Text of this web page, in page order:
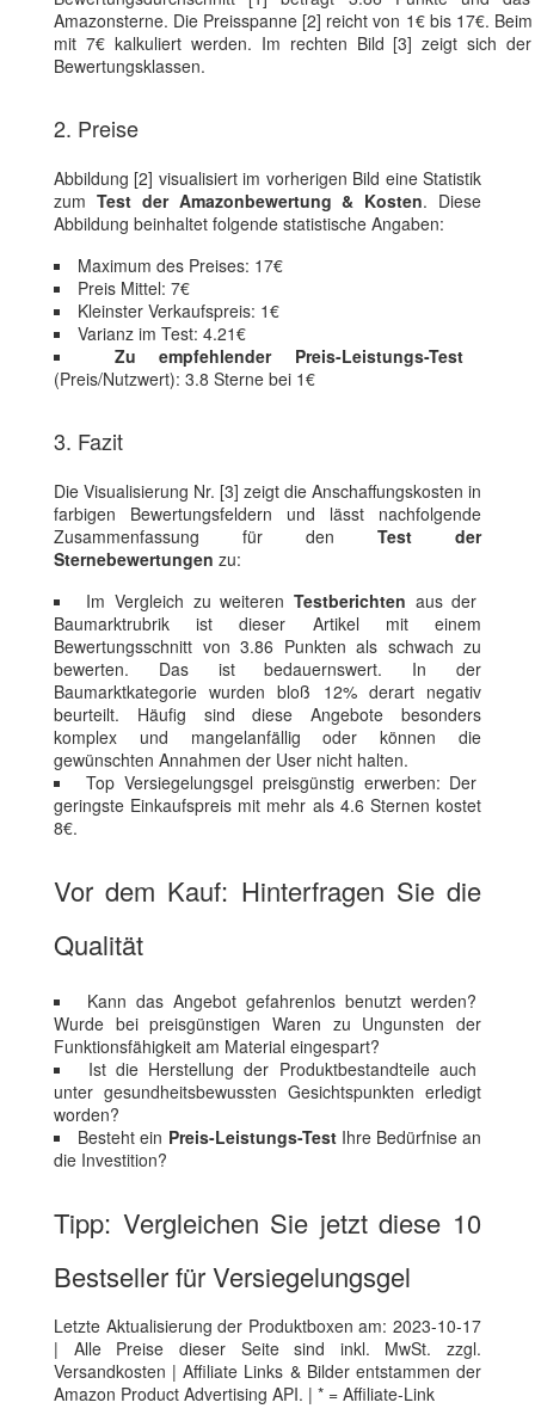
Amazonsterne. Die Preisspanne [2] reicht von 1€ bis 17€.
mit 7€ kalkuliert werden. Im rechten Bild [3] zeigt sich
Bewertungsklassen.
2. Preise
Abbildung [2] visualisiert im vorherigen Bild eine Statistik
zum Test der Amazonbewertung & Kosten. Diese
Abbildung beinhaltet folgende statistische Angaben:
Maximum des Preises: 17€
Preis Mittel: 7€
Kleinster Verkaufspreis: 1€
Varianz im Test: 4.21€
Zu empfehlender Preis-Leistungs-Test
(Preis/Nutzwert): 3.8 Sterne bei 1€
3. Fazit
Die Visualisierung Nr. [3] zeigt die Anschaffungskosten in
farbigen Bewertungsfeldern und lässt nachfolgende
Zusammenfassung für den Test der
Sternebewertungen zu:
Im Vergleich zu weiterenTestberichten aus der
Baumarktrubrik ist dieser Artikel mit einem
Bewertungsschnitt von 3.86 Punkten als schwach zu
bewerten. Das ist bedauernswert. In der
Baumarktkategorie wurden bloß 12% derart negativ
beurteilt. Häufig sind diese Angebote besonders
komplex und mangelanfällig oder können die
gewünschten Annahmen der User nicht halten.
Top Versiegelungsgel preisgünstig erwerben: Der
geringste Einkaufspreis mit mehr als 4.6 Sternen kostet
8€.
Vor dem Kauf: Hinterfragen Sie die
Qualität
Kann das Angebot gefahrenlos benutzt werden?
Wurde bei preisgünstigen Waren zu Ungunsten der
Funktionsfähigkeit am Material eingespart?
Ist die Herstellung der Produktbestandteile auch
unter gesundheitsbewussten Gesichtspunkten erledigt
worden?
Besteht ein Preis-Leistungs-TestIhre Bedürfnise an
die Investition?
Tipp: Vergleichen Sie jetzt diese 10
Bestseller für Versiegelungsgel
Letzte Aktualisierung der Produktboxen am: 2023-10-17
| Alle Preise dieser Seite sind inkl. MwSt. zzgl.
Versandkosten | Affiliate Links & Bilder entstammen der
Amazon Product Advertising API. | * = Affiliate-Link